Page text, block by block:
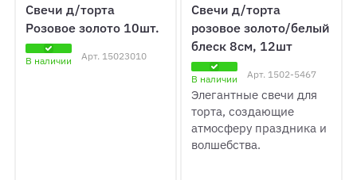
Свечи д/торта
Розовое золото 10шт.
В наличии Арт. 15023010
Свечи д/торта
розовое золото/белый
блеск 8см, 12шт
В наличии Арт. 1502-5467
Элегантные свечи для
торта, создающие
атмосферу праздника и
волшебства.